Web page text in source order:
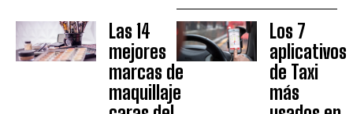
Las 14
mejores
marcas de
maquillaje
Los 7
aplicativos
de Taxi
más